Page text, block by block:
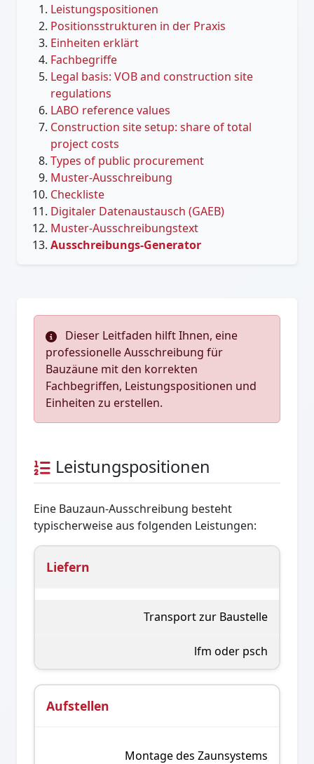
Leistungspositionen
Positionsstrukturen in der Praxis
Einheiten erklärt
Fachbegriffe
Legal basis: VOB and construction site
regulations
LABO reference values
Construction site setup: share of total
project costs
Types of public procurement
Muster-Ausschreibung
Checkliste
Digitaler Datenaustausch (GAEB)
Muster-Ausschreibungstext
Ausschreibungs-Generator
Dieser Leitfaden hilft Ihnen, eine
professionelle Ausschreibung für
Bauzäune mit den korrekten
Fachbegriffen, Leistungspositionen und
Einheiten zu erstellen.
Leistungspositionen
Eine Bauzaun-Ausschreibung besteht
typischerweise aus folgenden Leistungen:
Liefern
Transport zur Baustelle
lfm oder psch
Aufstellen
Montage des Zaunsystems